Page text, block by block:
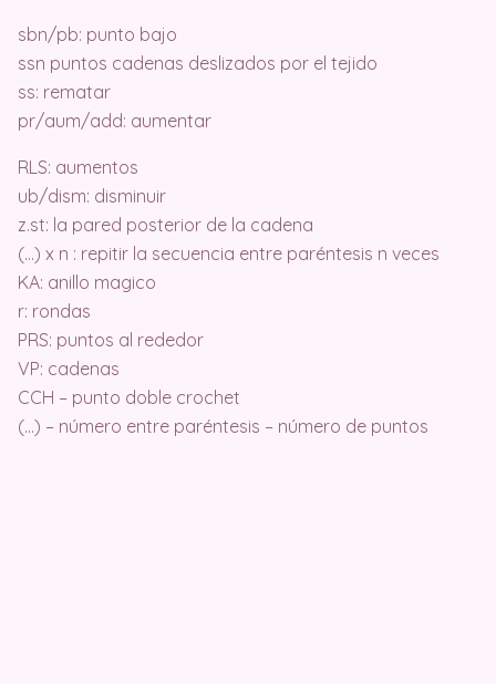
sbn/pb: punto bajo
ssn puntos cadenas deslizados por el tejido
ss: rematar
pr/aum/add: aumentar
RLS: aumentos
ub/dism: disminuir
z.st: la pared posterior de la cadena
(…) x n : repitir la secuencia entre paréntesis n veces
KA: anillo magico
r: rondas
PRS: puntos al rededor
VP: cadenas
CCH – punto doble crochet
(…) – número entre paréntesis – número de puntos